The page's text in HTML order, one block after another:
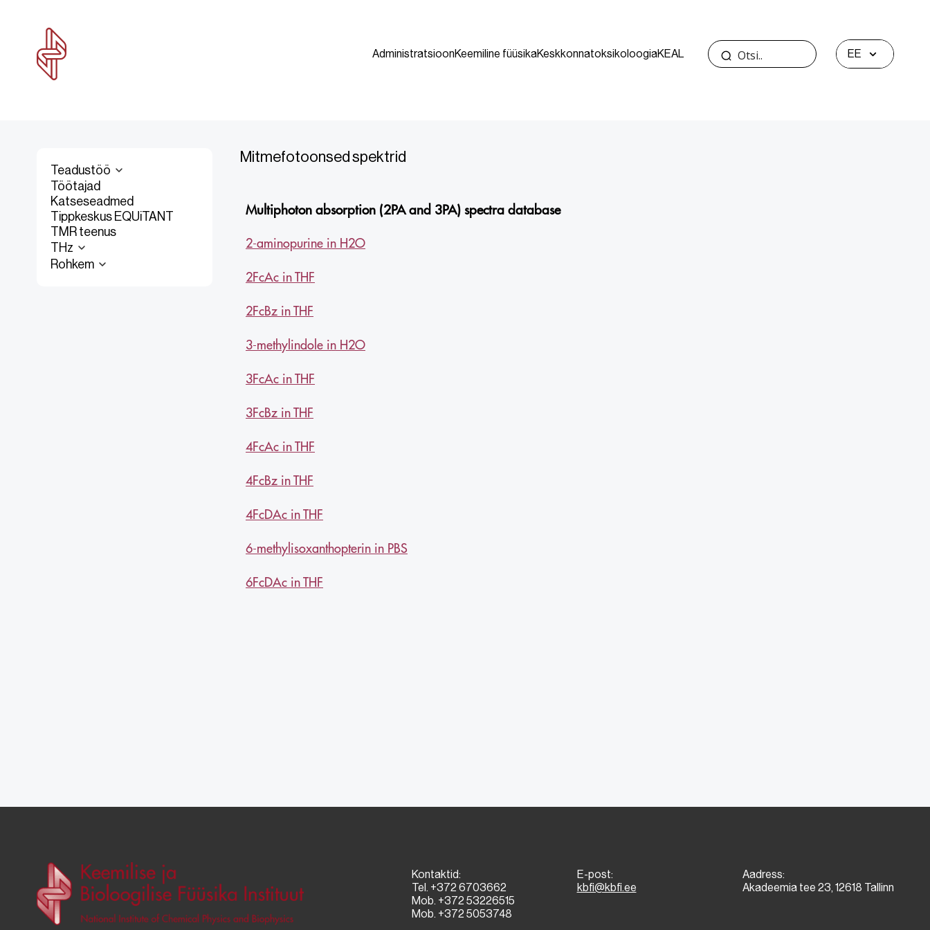
AdministratsioonKeemiline füüsikaKeskkonnatoksikoloogiaKEAL EE
Teadustöö
Töötajad
Katseseadmed
Tippkeskus EQUiTANT
TMR teenus
THz
Rohkem
Mitmefotoonsed spektrid
Kontaktid:
Tel. +372 6703662
Mob. +372 53226515
Mob. +372 5053748
E-post:
kbfi@kbfi.ee
Aadress:
Akadeemia tee 23, 12618 Tallinn